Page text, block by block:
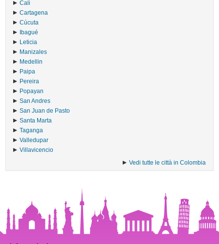
Cali
Cartagena
Cúcuta
Ibagué
Leticia
Manizales
Medellin
Paipa
Pereira
Popayan
San Andres
San Juan de Pasto
Santa Marta
Taganga
Valledupar
Villavicencio
Vedi tutte le città in Colombia